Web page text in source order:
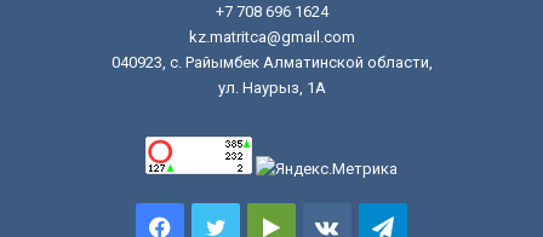
+7 708 696 1624
kz.matritca@gmail.com
040923, с. Райымбек Алматинской области,
ул. Наурыз, 1А
FacebookTwitterGoogle vk.comTelegram